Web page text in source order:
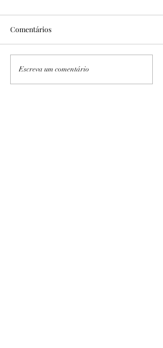
Comentários
Escreva um comentário